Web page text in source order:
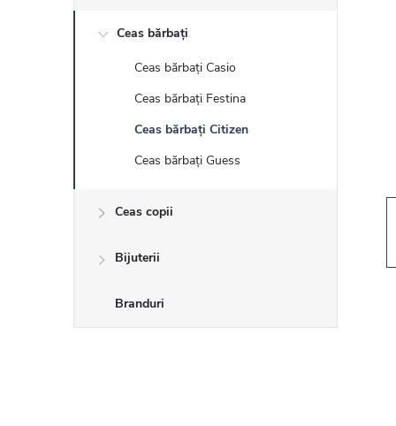
t
a
Ceas bărbați
Ceas bărbați Casio
Ceas bărbați Festina
Ceas bărbați Citizen
Ceas bărbați Guess
Ceas copii
Bijuterii
Branduri